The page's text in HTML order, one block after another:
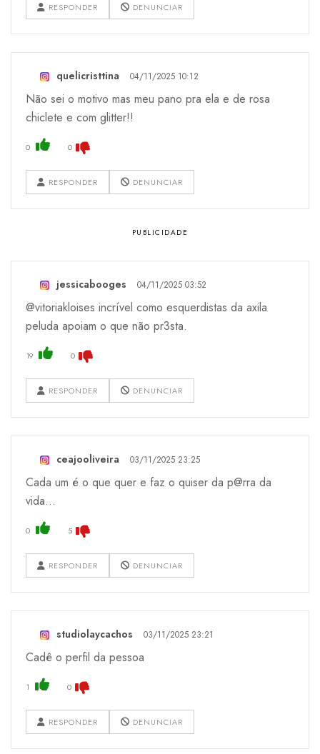
RESPONDER DENUNCIAR
quelicristtina 04/11/2025 10:12
Não sei o motivo mas meu pano pra ela e de rosa
chiclete e com glitter!!
0 0
RESPONDER DENUNCIAR
jessicabooges 04/11/2025 03:52
@vitoriakloises incrível como esquerdistas da axila
peluda apoiam o que não pr3sta.
19 0
RESPONDER DENUNCIAR
ceajooliveira 03/11/2025 23:25
Cada um é o que quer e faz o quiser da p@rra da
vida…
0 5
RESPONDER DENUNCIAR
studiolaycachos 03/11/2025 23:21
Cadê o perfil da pessoa
1 0
RESPONDER DENUNCIAR